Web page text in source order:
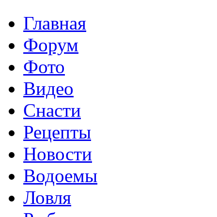
Главная
Форум
Фото
Видео
Снасти
Рецепты
Новости
Водоемы
Ловля